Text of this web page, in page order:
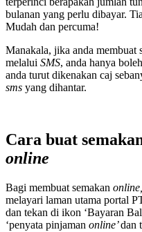
bulanan yang perlu dibayar.
Mudah dan percuma!
Manakala, jika anda
melalui SMS, anda hanya
anda turut dikenakan caj
sms yang dihantar.
Cara buat
online
Bagi membuat semakan online,
melayari laman utama portal
dan tekan di ikon ‘Bayaran
‘penyata pinjaman online’dan